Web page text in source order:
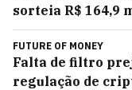
sorteia R$ 164,9
FUTURE OF MONEY
Falta de filtro
regulação de